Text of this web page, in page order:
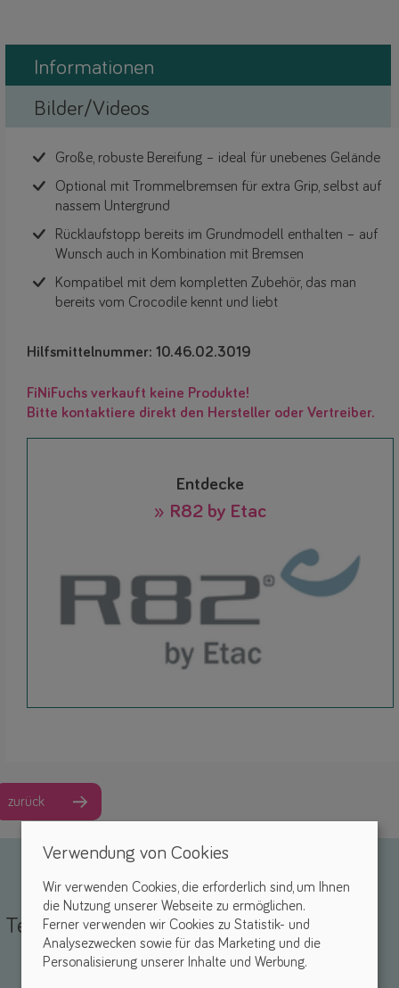
Informationen
Bilder/Videos
Große, robuste Bereifung – ideal für unebenes Gelände
Optional mit Trommelbremsen für extra Grip, selbst auf
nassem Untergrund
Rücklaufstopp bereits im Grundmodell enthalten – auf
Wunsch auch in Kombination mit Bremsen
Kompatibel mit dem kompletten Zubehör, das man
bereits vom Crocodile kennt und liebt
Hilfsmittelnummer: 10.46.02.3019
FiNiFuchs verkauft keine Produkte!
Bitte kontaktiere direkt den Hersteller oder Vertreiber.
Entdecke
» R82 by Etac
zurück
Teile deine Erfahrungen
Verwendung von Cookies
Wir verwenden Cookies, die erforderlich sind, um Ihnen
die Nutzung unserer Webseite zu ermöglichen.
Ferner verwenden wir Cookies zu Statistik- und
Analysezwecken sowie für das Marketing und die
Personalisierung unserer Inhalte und Werbung.